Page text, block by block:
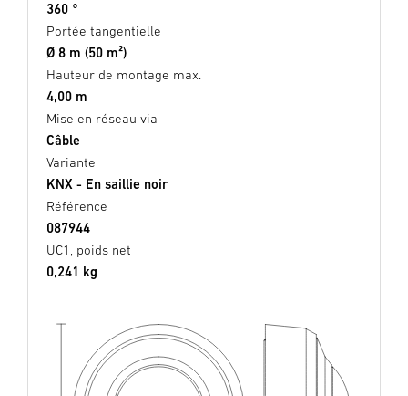
360 °
Portée tangentielle
Ø 8 m (50 m²)
Hauteur de montage max.
4,00 m
Mise en réseau via
Câble
Variante
KNX - En saillie noir
Référence
087944
UC1, poids net
0,241 kg